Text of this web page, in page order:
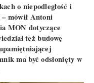
o niepodległość i
mówił Antoni
MON dotyczące
też budowę
ma być odsłonięty w